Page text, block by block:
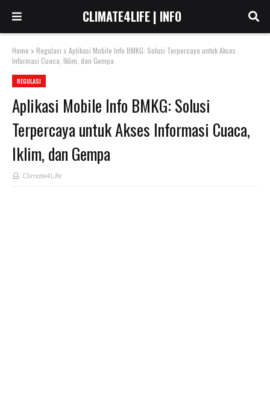
CLIMATE4LIFE | INFO
Home Regulasi
Aplikasi Mobile Info BMKG: Solusi Terpercaya untuk Akses
Informasi Cuaca, Iklim, dan Gempa
REGULASI
Aplikasi Mobile Info BMKG: Solusi
Terpercaya untuk Akses Informasi Cuaca,
Iklim, dan Gempa
Climate4Life